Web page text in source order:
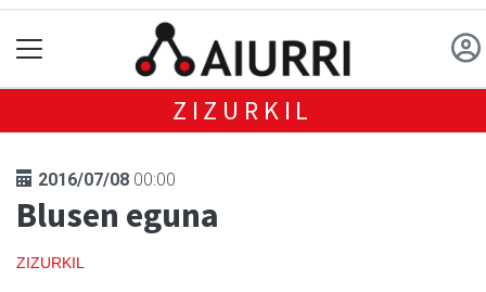
ZIZURKIL
2016/07/08 00:00
Blusen eguna
ZIZURKIL